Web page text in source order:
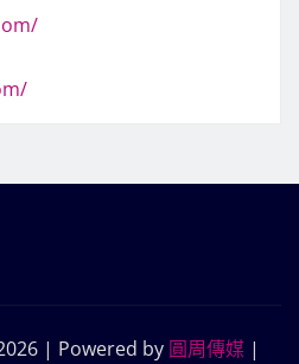
| Powered by 圓周傳媒 |